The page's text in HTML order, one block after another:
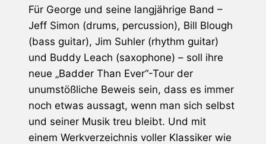
Für George und seine langjährige Band –
Jeff Simon (drums, percussion), Bill Blough
(bass guitar), Jim Suhler (rhythm guitar)
und Buddy Leach (saxophone) – soll ihre
neue „Badder Than Ever“-Tour der
unumstößliche Beweis sein, dass es immer
noch etwas aussagt, wenn man sich selbst
und seiner Musik treu bleibt. Und mit
einem Werkverzeichnis voller Klassiker wie